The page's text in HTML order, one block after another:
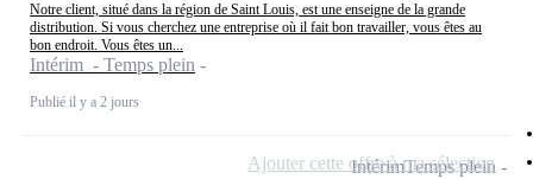
Notre client, situé dans la région de Saint Louis, est une enseigne de la grande
distribution. Si vous cherchez une entreprise où il fait bon travailler, vous êtes au
bon endroit. Vous êtes un...
Intérim - Temps plein
Publié il y a 2 jours
IntérimTemps plein
Ajouter cette offre à ma sélection